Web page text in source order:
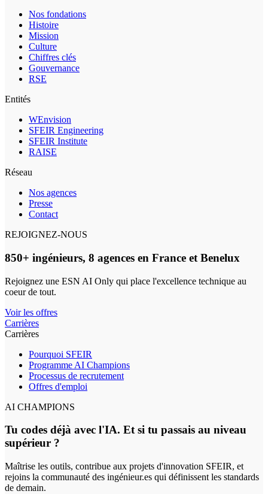
Nos fondations
Histoire
Mission
Culture
Chiffres clés
Gouvernance
RSE
Entités
WEnvision
SFEIR Engineering
SFEIR Institute
RAISE
Réseau
Nos agences
Presse
Contact
REJOIGNEZ-NOUS
850+ ingénieurs, 8 agences en France et Benelux
Rejoignez une ESN AI Only qui place l'excellence technique au
coeur de tout.
Voir les offres
Carrières
Carrières
Pourquoi SFEIR
Programme AI Champions
Processus de recrutement
Offres d'emploi
AI CHAMPIONS
Tu codes déjà avec l'IA. Et si tu passais au niveau
supérieur ?
Maîtrise les outils, contribue aux projets d'innovation SFEIR, et
rejoins la communauté des ingénieur.es qui définissent les standards
de demain.